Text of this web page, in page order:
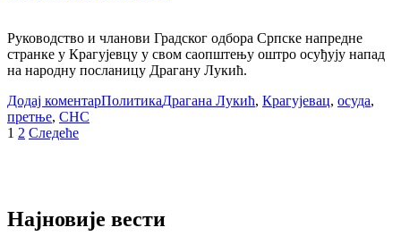
Руководство и чланови Градског одбора Српске напредне
странке у Крагујевцу у свом саопштењу оштро осуђују напад
на народну посланицу Драгану Лукић.
Додај коментарПолитикаДрагана Лукић, Крагујевац, осуда,
претње, СНС
Пагинација
1 2 Следеће
Најновије вести